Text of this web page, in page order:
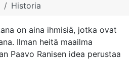
Historia
on aina ihmisiä, jotka ovat
Ilman heitä maailma
Paavo Ranisen idea perustaa